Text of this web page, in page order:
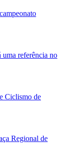
uma referência no
Ciclismo de
Regional de